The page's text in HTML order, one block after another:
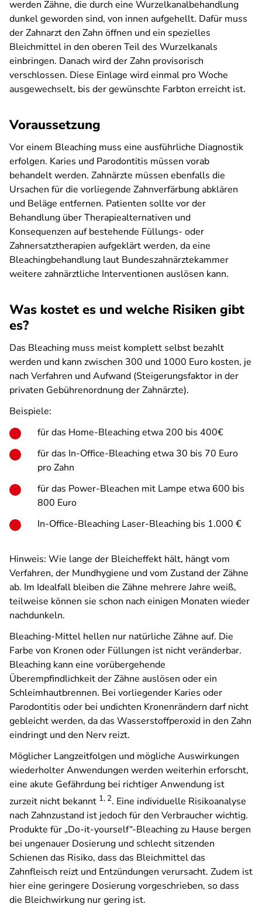
werden Zähne, die durch eine Wurzelkanalbehandlung
dunkel geworden sind, von innen aufgehellt. Dafür muss
der Zahnarzt den Zahn öffnen und ein spezielles
Bleichmittel in den oberen Teil des Wurzelkanals
einbringen. Danach wird der Zahn provisorisch
verschlossen. Diese Einlage wird einmal pro Woche
ausgewechselt, bis der gewünschte Farbton erreicht ist.
Voraussetzung
Vor einem Bleaching muss eine ausführliche Diagnostik
erfolgen. Karies und Parodontitis müssen vorab
behandelt werden. Zahnärzte müssen ebenfalls die
Ursachen für die vorliegende Zahnverfärbung abklären
und Beläge entfernen. Patienten sollte vor der
Behandlung über Therapiealternativen und
Konsequenzen auf bestehende Füllungs- oder
Zahnersatztherapien aufgeklärt werden, da eine
Bleachingbehandlung laut Bundeszahnärztekammer
weitere zahnärztliche Interventionen auslösen kann.
Was kostet es und welche Risiken gibt
es?
Das Bleaching muss meist komplett selbst bezahlt
werden und kann zwischen 300 und 1000 Euro kosten, je
nach Verfahren und Aufwand (Steigerungsfaktor in der
privaten Gebührenordnung der Zahnärzte).
Beispiele:
für das Home-Bleaching etwa 200 bis 400€
für das In-Office-Bleaching etwa 30 bis 70 Euro
pro Zahn
für das Power-Bleachen mit Lampe etwa 600 bis
800 Euro
In-Office-Bleaching Laser-Bleaching bis 1.000 €
Hinweis: Wie lange der Bleicheffekt hält, hängt vom
Verfahren, der Mundhygiene und vom Zustand der Zähne
ab. Im Idealfall bleiben die Zähne mehrere Jahre weiß,
teilweise können sie schon nach einigen Monaten wieder
nachdunkeln.
Bleaching-Mittel hellen nur natürliche Zähne auf. Die
Farbe von Kronen oder Füllungen ist nicht veränderbar.
Bleaching kann eine vorübergehende
Überempfindlichkeit der Zähne auslösen oder ein
Schleimhautbrennen. Bei vorliegender Karies oder
Parodontitis oder bei undichten Kronenrändern darf nicht
gebleicht werden, da das Wasserstoffperoxid in den Zahn
eindringt und den Nerv reizt.
Möglicher Langzeitfolgen und mögliche Auswirkungen
wiederholter Anwendungen werden weiterhin erforscht,
eine akute Gefährdung bei richtiger Anwendung ist
zurzeit nicht bekannt 1, 2. Eine individuelle Risikoanalyse
nach Zahnzustand ist jedoch für den Verbraucher wichtig.
Produkte für „Do-it-yourself“-Bleaching zu Hause bergen
bei ungenauer Dosierung und schlecht sitzenden
Schienen das Risiko, dass das Bleichmittel das
Zahnfleisch reizt und Entzündungen verursacht. Zudem ist
hier eine geringere Dosierung vorgeschrieben, so dass
die Bleichwirkung nur gering ist.